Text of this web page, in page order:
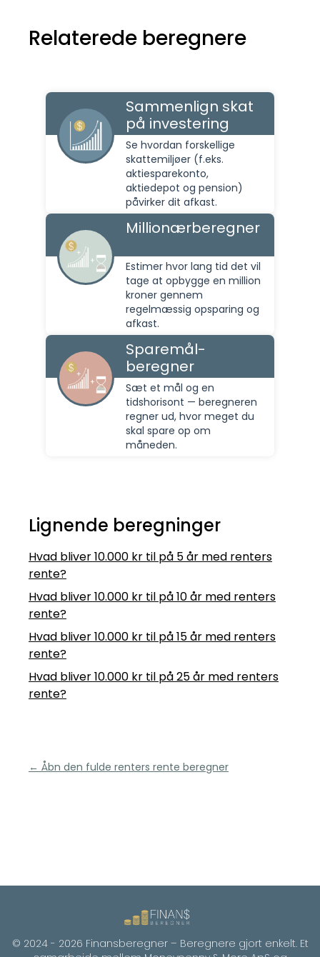
Relaterede beregnere
Sammenlign skat
på investering
Se hvordan forskellige
skattemiljøer (f.eks.
aktiesparekonto,
aktiedepot og pension)
påvirker dit afkast.
Millionærberegner
Estimer hvor lang tid det vil
tage at opbygge en million
kroner gennem
regelmæssig opsparing og
afkast.
Sparemål-
beregner
Sæt et mål og en
tidshorisont — beregneren
regner ud, hvor meget du
skal spare op om
måneden.
Lignende beregninger
Hvad bliver 10.000 kr til på 5 år med renters
rente?
Hvad bliver 10.000 kr til på 10 år med renters
rente?
Hvad bliver 10.000 kr til på 15 år med renters
rente?
Hvad bliver 10.000 kr til på 25 år med renters
rente?
← Åbn den fulde renters rente beregner
© 2024 - 2026 Finansberegner – Beregnere gjort enkelt. Et